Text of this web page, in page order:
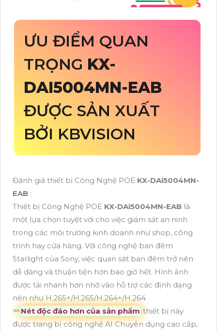
ƯU ĐIỂM QUAN
TRỌNG KX-
DAI5004MN-EAB
ĐƯỢC SẢN XUẤT
BỞI KBVISION
Đánh giá thiết bị Công Nghệ POE KX-DAi5004MN-
EAB :
Thiết bị Công Nghệ POE KX-DAi5004MN-EAB là
một lựa chọn tuyệt vời cho việc giám sát an ninh
trong các môi trường kinh doanh như shop, công
trình hay cửa hàng. Với công nghệ ban đêm
Starlight của Sony, việc quan sát ban đêm trở nên
dễ dàng và thuận tiện hơn bao giờ hết. Hình ảnh
được tải nhanh hơn nhờ vào hỗ trợ các định dạng
nén như H.265+/H.265/H.264+/H.264
🔦 Nét độc đáo hơn của sản phẩm thiết bị này
được trang bị công nghệ AI Chuyên dụng cao cấp,